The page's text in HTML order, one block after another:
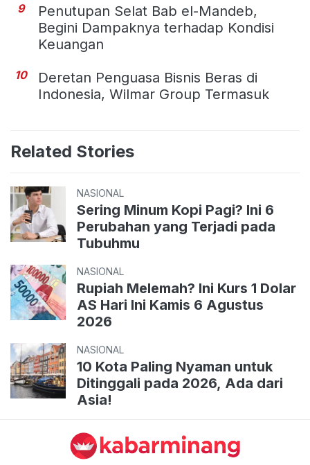
9
Penutupan Selat Bab el-Mandeb,
Begini Dampaknya terhadap Kondisi
Keuangan
10
Deretan Penguasa Bisnis Beras di
Indonesia, Wilmar Group Termasuk
Related Stories
NASIONAL
Sering Minum Kopi Pagi? Ini 6
Perubahan yang Terjadi pada
Tubuhmu
NASIONAL
Rupiah Melemah? Ini Kurs 1 Dolar
AS Hari Ini Kamis 6 Agustus
2026
NASIONAL
10 Kota Paling Nyaman untuk
Ditinggali pada 2026, Ada dari
Asia!